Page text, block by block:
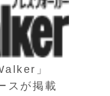
」
スが掲載